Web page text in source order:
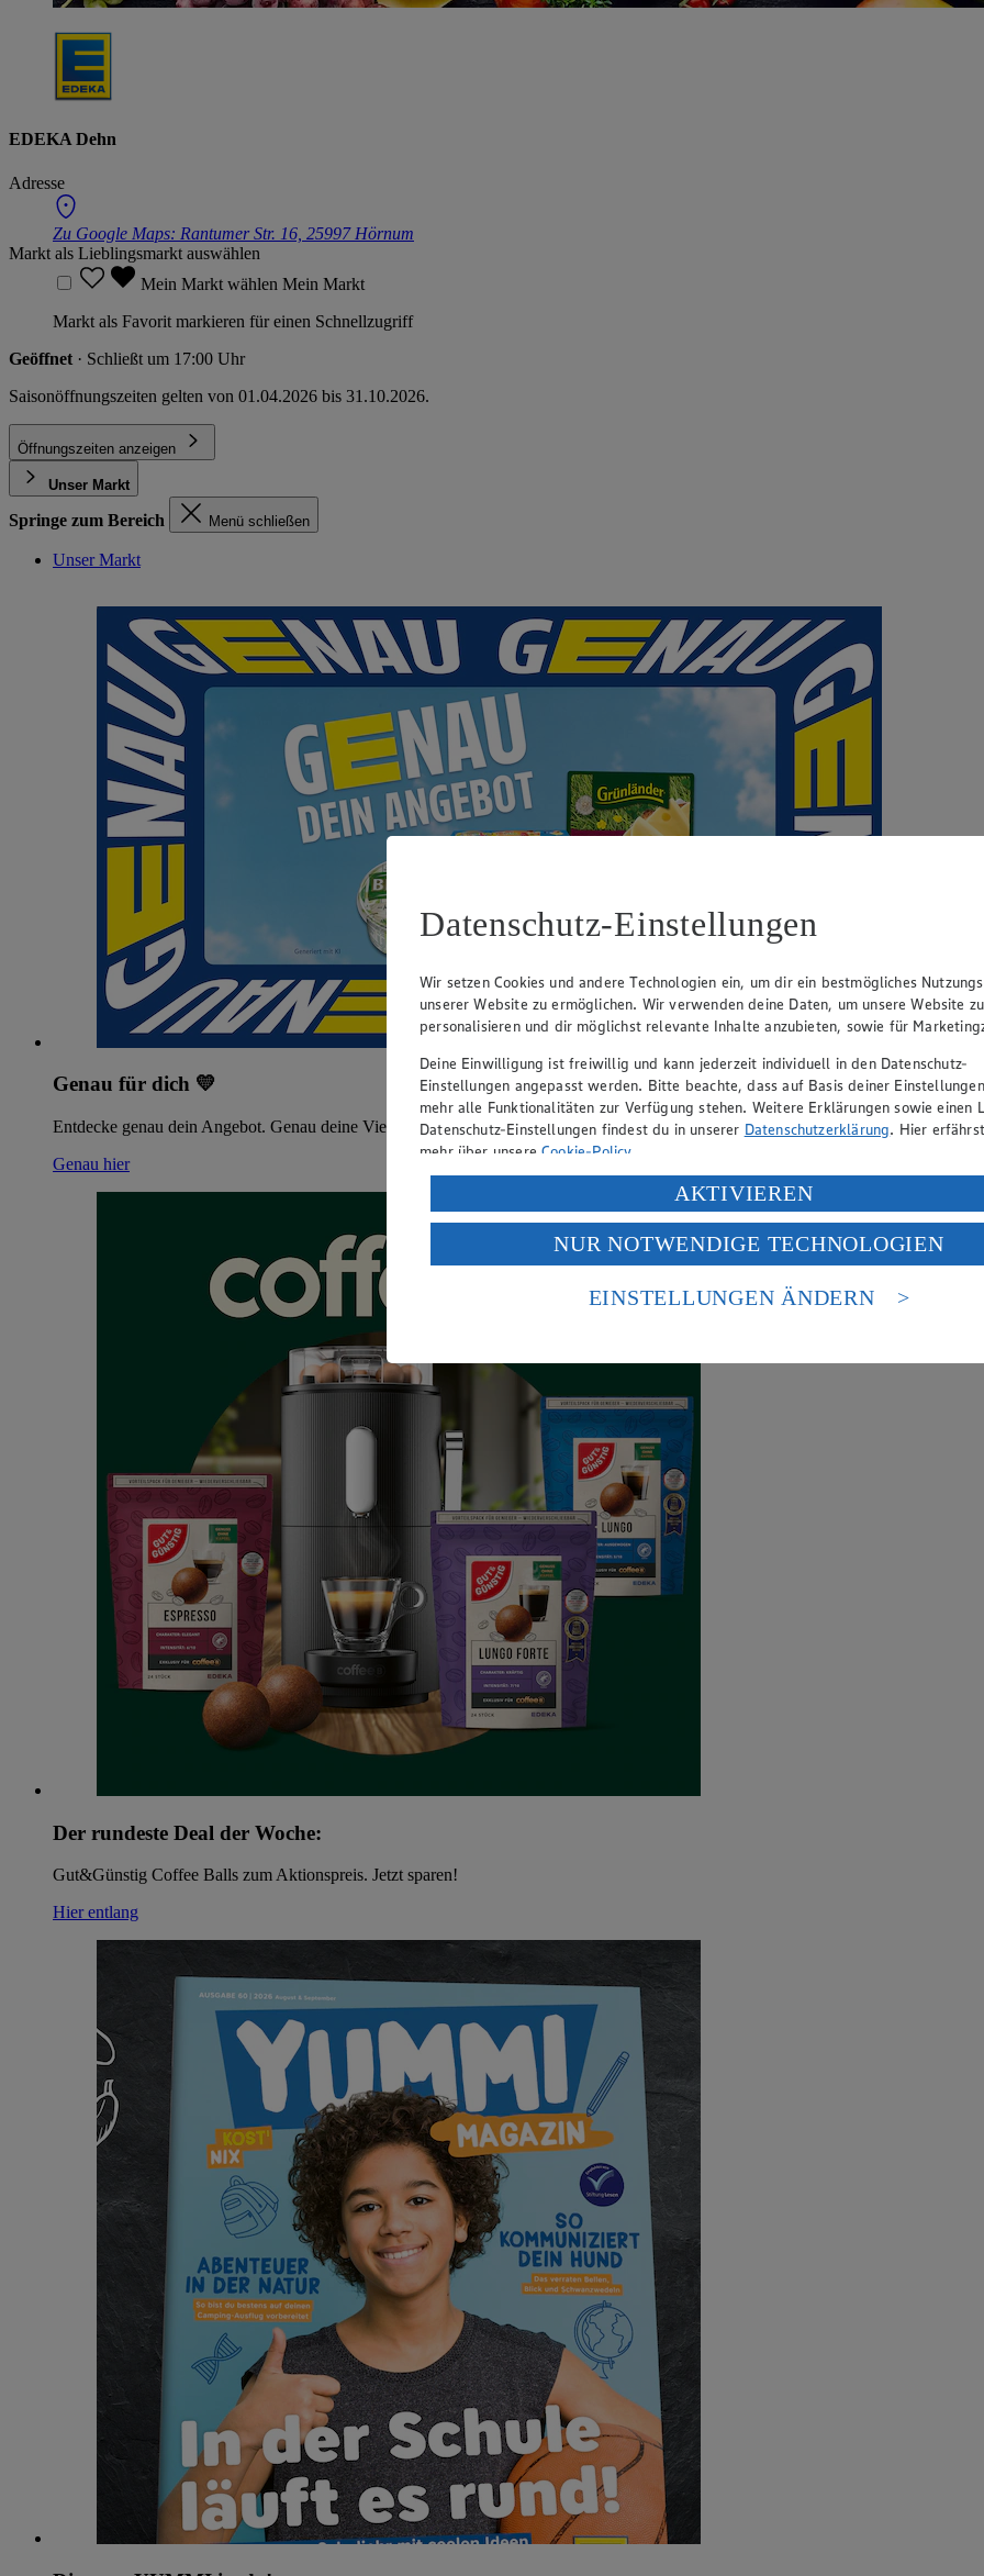
EDEKA Dehn
Adresse
Zu Google Maps: Rantumer Str. 16, 25997 Hörnum
Markt als Lieblingsmarkt auswählen
Mein Markt wählen Mein Markt
Markt als Favorit markieren für einen Schnellzugriff
Geöffnet · Schließt um 17:00 Uhr
Saisonöffnungszeiten gelten von 01.04.2026 bis 31.10.2026.
Öffnungszeiten anzeigen
Unser Markt
Springe zum Bereich Menü schließen
Unser Markt
Genau für dich 💛
Entdecke genau dein Angebot. Genau deine Vielfalt. Genau deine Frische - zu genau deinem Preis.
Genau hier
Der rundeste Deal der Woche:
Gut&Günstig Coffee Balls zum Aktionspreis. Jetzt sparen!
Hier entlang
Datenschutz-Einstellungen
Wir setzen Cookies und andere Technologien ein, um dir ein bestmögliches
unserer Website zu ermöglichen. Wir verwenden deine Daten, um unsere Website zu
personalisieren und dir möglichst relevante Inhalte anzubieten, sowie für
Deine Einwilligung ist freiwillig und kann jederzeit individuell in den Datenschutz-
Einstellungen angepasst werden. Bitte beachte, dass auf Basis deiner
mehr alle Funktionalitäten zur Verfügung stehen. Weitere Erklärungen sowie einen
Datenschutz-Einstellungen findest du in unserer Datenschutzerklärung. Hier
mehr über unsereCookie-Policy.
Verarbeitung deiner personenbezogenen Daten in den USA durch Facebook und
Wenn du auf „Aktivieren“ klickst, willigst du im Sinne des Art. 49 Abs. 1 Satz 1 lit.
ein, dass deine Daten in den USA verarbeitet werden. Der EuGH sieht die USA als
einem nach europäischen Standards nicht angemessenen Datenschutzniveau an. Es
Risiko eines Zugriffs durch US-amerikanische Behörden.
AKTIVIEREN
NUR NOTWENDIGE TECHNOLOGIEN
EINSTELLUNGEN ÄNDERN